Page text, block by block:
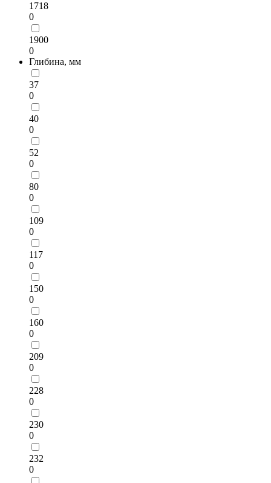
1718
0
1900
0
Глибина, мм
37
0
40
0
52
0
80
0
109
0
117
0
150
0
160
0
209
0
228
0
230
0
232
0